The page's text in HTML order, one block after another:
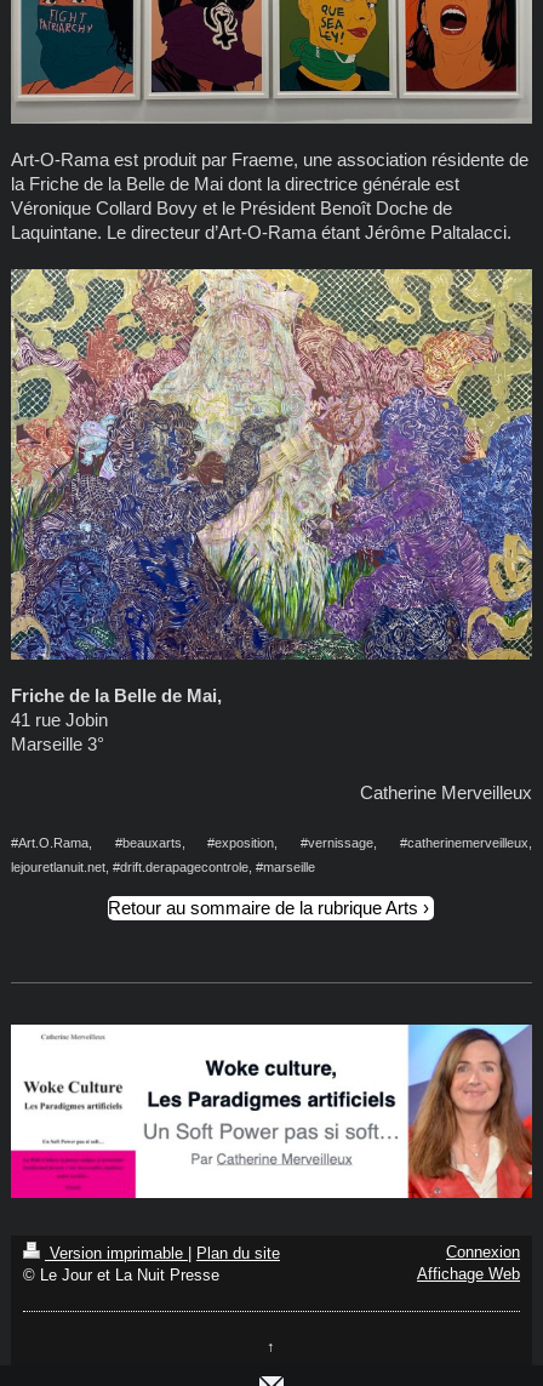
Art-O-Rama est produit par Fraeme, une association résidente de
la Friche de la Belle de Mai dont la directrice générale est
Véronique Collard Bovy et le Président Benoît Doche de
Laquintane. Le directeur d’Art-O-Rama étant Jérôme Paltalacci.
Friche de la Belle de Mai,
41 rue Jobin
Marseille 3°
Catherine Merveilleux
#Art.O.Rama, #beauxarts, #exposition, #vernissage, #catherinemerveilleux,
lejouretlanuit.net, #drift.derapagecontrole, #marseille
Retour au sommaire de la rubrique Arts
Version imprimable
Plan du site
© Le Jour et La Nuit Presse
Connexion
Affichage Web
↑